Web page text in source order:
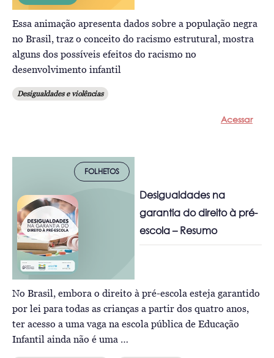
Essa animação apresenta dados sobre a população negra
no Brasil, traz o conceito do racismo estrutural, mostra
alguns dos possíveis efeitos do racismo no
desenvolvimento infantil
Desigualdades e violências
Acessar
FOLHETOS
Desigualdades na
garantia do direito à pré-
escola – Resumo
No Brasil, embora o direito à pré-escola esteja garantido
por lei para todas as crianças a partir dos quatro anos,
ter acesso a uma vaga na escola pública de Educação
Infantil ainda não é uma …